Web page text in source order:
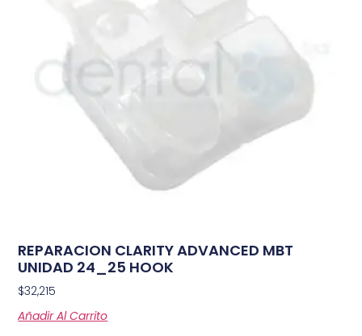
REPARACION CLARITY ADVANCED MBT
UNIDAD 24_25 HOOK
$32,215
Añadir Al Carrito